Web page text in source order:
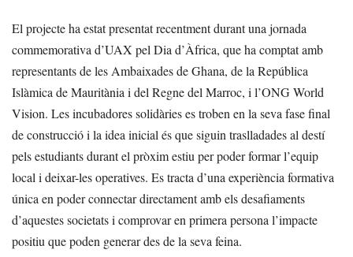
El projecte ha estat presentat recentment durant una jornada
commemorativa d’UAX pel Dia d’Àfrica, que ha comptat amb
representants de les Ambaixades de Ghana, de la República
Islàmica de Mauritània i del Regne del Marroc, i l’ONG World
Vision. Les incubadores solidàries es troben en la seva fase final
de construcció i la idea inicial és que siguin traslladades al destí
pels estudiants durant el pròxim estiu per poder formar l’equip
local i deixar-les operatives. Es tracta d’una experiència formativa
única en poder connectar directament amb els desafiaments
d’aquestes societats i comprovar en primera persona l’impacte
positiu que poden generar des de la seva feina.